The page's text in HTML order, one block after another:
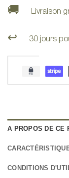
🚚 Livraison
↩️ 30 jours
A PROPOS DE CE
CONDITIONS